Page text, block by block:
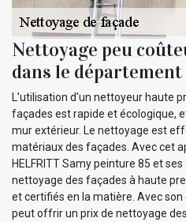
Nettoyage peu
dans le
L'utilisation d'un nettoyeur haute
façades est rapide et écologique,
mur extérieur. Le nettoyage est
matériaux des façades. Avec cet
HELFRITT Samy peinture 85 et
nettoyage des façades à haute
et certifiés en la matière. Avec
peut offrir un prix de nettoyage